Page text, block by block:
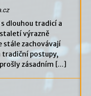
dlouhou tradicí a
výrazně
stále zachovávají
tradiční postupy,
zásadním [...]